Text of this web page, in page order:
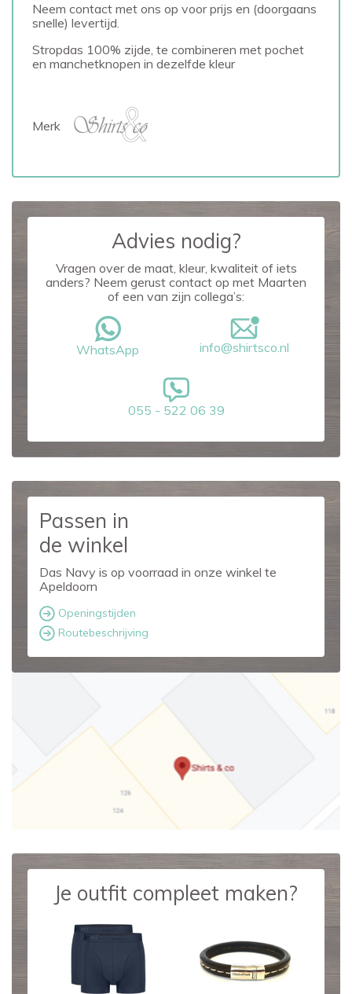
Neem contact met ons op voor prijs en (doorgaans
snelle) levertijd.
Stropdas 100% zijde, te combineren met pochet
en manchetknopen in dezelfde kleur
Merk
Advies nodig?
Vragen over de maat, kleur, kwaliteit of iets
anders? Neem gerust contact op met Maarten
of een van zijn collega’s:
WhatsApp info@shirtsco.nl
055 - 522 06 39
Passen in
de winkel
Das Navy is op voorraad in onze winkel te
Apeldoorn
Openingstijden
Routebeschrijving
Je outfit compleet maken?